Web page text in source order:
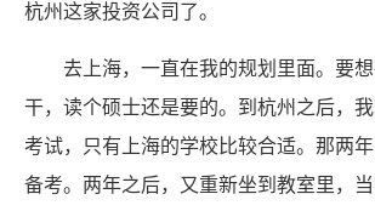
杭州这家投资公司了。
去上海，一直在我的规划里面。要
干，读个硕士还是要的。到杭州之后，
考试，只有上海的学校比较合适。那两
备考。两年之后，又重新坐到教室里，当